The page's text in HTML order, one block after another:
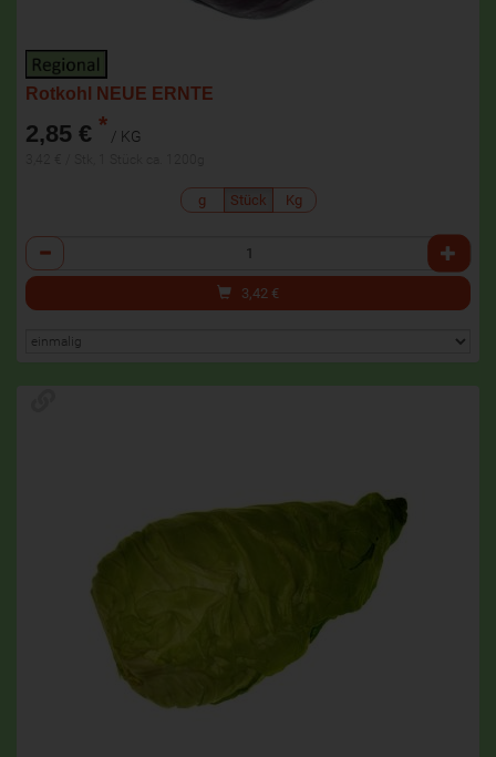
Rotkohl NEUE ERNTE
2,85 € * / KG
g Stück Kg
Anzahl
3,42 €